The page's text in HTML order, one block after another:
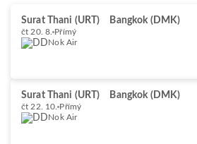
Surat Thani (URT) Bangkok (DMK)
čt 20. 8. Přímý
Nok Air
Surat Thani (URT) Bangkok (DMK)
čt 22. 10. Přímý
Nok Air